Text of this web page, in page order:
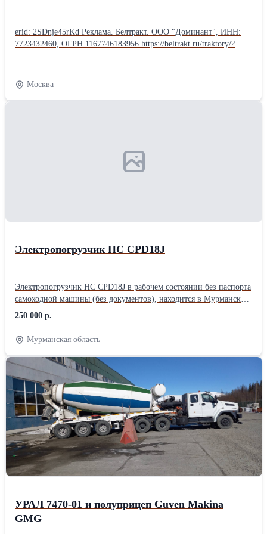
erid: 2SDnje45rKd Реклама. Белтракт. ООО "Доминант", ИНН:
772З4З2460, ОГРН 116774618З956 https://beltrakt.ru/traktory/?
круглый год! Уборка улиц и тротуаров, очистка дорог от снега,
погрузка материалов, вывоз мусора или засыпка траншей - в
«Белтракт» найдётся техника для самых разных коммунальных
задач. В каталоге представлены уборочно-погрузочные,
работе. Расскажите нам о своих задачах - поможем подобрать
подходящую модель и комплектацию.
—
Москва
Электропогрузчик НC CPD18J
Электропогрузчик НC CPD18J в рабочем состоянии без паспорта
самоходной машины (без документов), находится в Мурманской
области г. Кировск. Электропогрузчик НC CPD18J в рабочем
состоянии без паспорта самоходной машины (без документов),
находится в Мурманской области г. Кировск.
250 000 р.
Мурманская область
УРАЛ 7470-01 и полуприцеп Guven Makina
GMG